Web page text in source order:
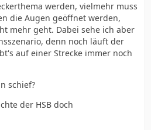
werden, vielmehr muss
die Augen geöffnet werden,
mehr geht. Dabei sehe ich aber
denn noch läuft der
auf einer Strecke immer noch
schief?
der HSB doch